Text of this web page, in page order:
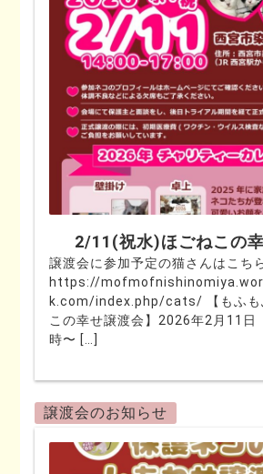
2/11(祝水)ほごねこの
譲渡会に参加予定の猫さんはこ
https://
k.com/index.php/cats/ 【もふ
この幸せ譲渡会】2026年2月11
時〜 […]
譲渡会のお知らせ